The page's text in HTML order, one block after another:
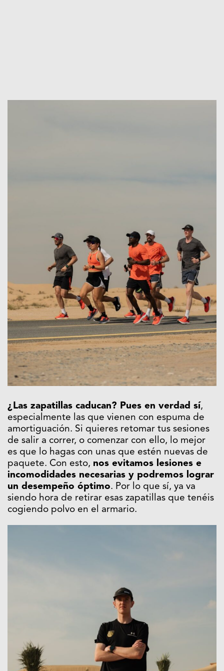
¿Las zapatillas caducan? Pues en verdad sí,
especialmente las que vienen con espuma de
amortiguación. Si quieres retomar tus sesiones
de salir a correr, o comenzar con ello, lo mejor
es que lo hagas con unas que estén nuevas de
paquete. Con esto, nos evitamos lesiones e
incomodidades necesarias y podremos lograr
un desempeño óptimo. Por lo que sí, ya va
siendo hora de retirar esas zapatillas que tenéis
cogiendo polvo en el armario.